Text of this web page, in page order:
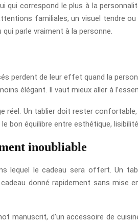
qui correspond le plus à la
familiales, un visuel tendre
parle vraiment à la personne.
perdent de leur effet quand la
élégant. Il vaut mieux aller à
réel. Un tablier doit rester
bon équilibre entre esthétique,
inoubliable
lequel le cadeau sera offert. Un
cadeau donné rapidement sans
manuscrit, d’un accessoire de